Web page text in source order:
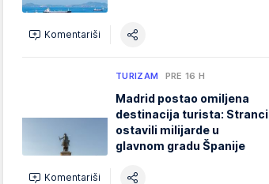
Komentariši
TURIZAM PRE 16 H
Madrid postao omiljena
destinacija turista: Stranci
ostavili milijarde u
glavnom gradu Španije
Komentariši